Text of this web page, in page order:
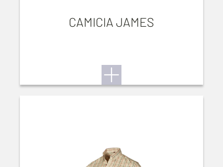
CAMICIA JAMES